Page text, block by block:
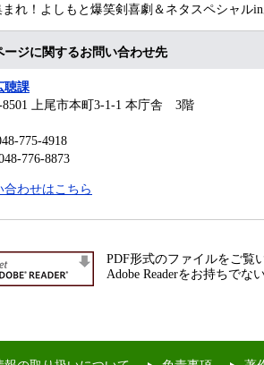
れ！よしもと爆笑剣喜劇＆ネタスペシャル
ージに関するお問い合わせ先
聴課
上尾市本町3-1-1 本庁舎 3階
775-4918
776-8873
合わせはこちら
PDF形式のファイルをご覧
Adobe Readerをお持ちで